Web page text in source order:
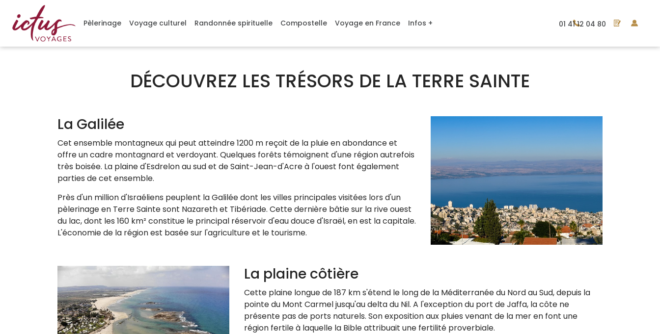
Gérer mes cookies
Pèlerinage Voyage culturel Randonnée spirituelle Compostelle Voyage en France Infos + 01 41 12 04 80
DÉCOUVREZ LES TRÉSORS DE LA TERRE SAINTE
La Galilée
Cet ensemble montagneux qui peut atteindre 1200 m reçoit de la pluie en abondance et
offre un cadre montagnard et verdoyant. Quelques forêts témoignent d'une région autrefois
très boisée. La plaine d'Esdrelon au sud et de Saint-Jean-d'Acre à l'ouest font également
parties de cet ensemble.
Près d'un million d'Israéliens peuplent la Galilée dont les villes principales visitées lors d'un
pèlerinage en Terre Sainte sont Nazareth et Tibériade. Cette dernière bâtie sur la rive ouest
du lac, dont les 160 km² constitue le principal réservoir d'eau douce d'Israël, en est la capitale.
L'économie de la région est basée sur l'agriculture et le tourisme.
La plaine côtière
Cette plaine longue de 187 km s'étend le long de la Méditerranée du Nord au Sud, depuis la
pointe du Mont Carmel jusqu'au delta du Nil. A l'exception du port de Jaffa, la côte ne
présente pas de ports naturels. Son exposition aux pluies venant de la mer en font une
région fertile à laquelle la Bible attribuait une fertilité proverbiale.